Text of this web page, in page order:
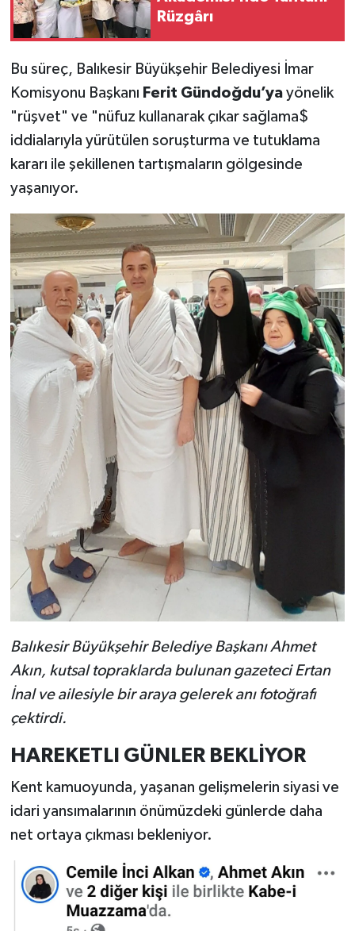
Rüzgârı
Bu süreç, Balıkesir Büyükşehir Belediyesi İmar
Komisyonu Başkanı Ferit Gündoğdu’yayönelik
"rüşvet" ve "nüfuz kullanarak çıkar sağlama$
iddialarıyla yürütülen soruşturma ve tutuklama
kararı ile şekillenen tartışmaların gölgesinde
yaşanıyor.
Balıkesir Büyükşehir Belediye Başkanı Ahmet
Akın, kutsal topraklarda bulunan gazeteci Ertan
İnal ve ailesiyle bir araya gelerek anı fotoğrafı
çektirdi.
HAREKETLI GÜNLER BEKLİYOR
Kent kamuoyunda, yaşanan gelişmelerin siyasi ve
idari yansımalarının önümüzdeki günlerde daha
net ortaya çıkması bekleniyor.